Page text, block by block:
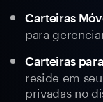
Carteiras
para
Carteiras
reside em
privadas no